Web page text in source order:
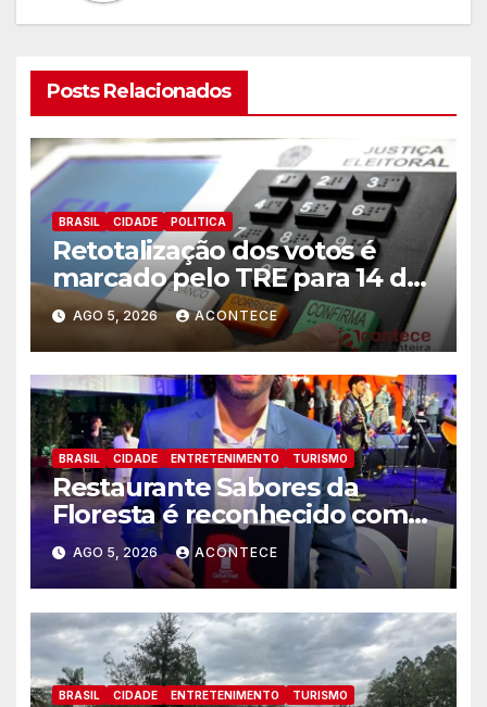
Posts Relacionados
BRASIL CIDADE POLITICA
Retotalização dos votos é
marcado pelo TRE para 14 de
agosto
AGO 5, 2026 ACONTECE
BRASIL CIDADE ENTRETENIMENTO TURISMO
Restaurante Sabores da
Floresta é reconhecido como
um dos Lugares Imperdíveis
de Foz do Iguaçu
AGO 5, 2026 ACONTECE
BRASIL CIDADE ENTRETENIMENTO TURISMO